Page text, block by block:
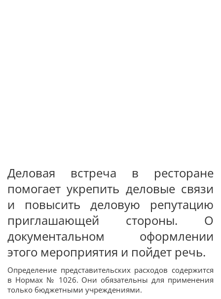
Деловая встреча в ресторане
помогает укрепить деловые связи
и повысить деловую репутацию
приглашающей стороны. О
документальном оформлении
этого мероприятия и пойдет речь.
Определение представительских расходов содержится
в Нормах № 1026. Они обязательны для применения
только бюджетными учреждениями.